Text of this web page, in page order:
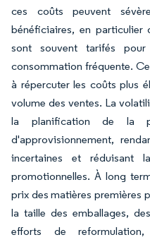
ces coûts peuvent
bénéficiaires, en particulier
sont souvent tarifés
consommation fréquente.
à répercuter les coûts plus
volume des ventes. La
la planification de la
d'approvisionnement,
incertaines et réduisant
promotionnelles. À long
prix des matières premières
la taille des emballages,
efforts de